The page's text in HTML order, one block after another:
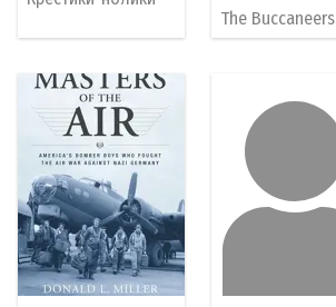
The Buccaneers